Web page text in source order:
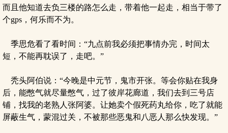
而且他知道去负三楼的路怎么走，带着他一起走，相当于带了
个gps，何乐而不为。
季思危看了看时间：“九点前我必须把事情办完，时间太
短，不能再耽误了，走吧。”
秃头阿伯说：“今晚是中元节，鬼市开张。等会你贴在我身
后，能憋气就尽量憋气，过了彼岸花廊道，我们去到三号店
铺，找我的老熟人张阿婆。让她卖个假死药丸给你，吃了就能
屏蔽生气，蒙混过关，不被那些恶鬼和八恶人那么快发现。”